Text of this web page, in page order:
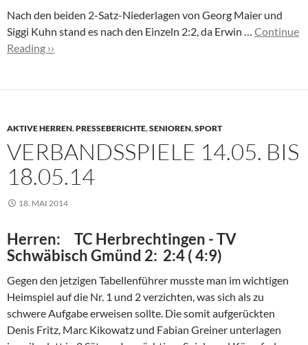
Nach den beiden 2-Satz-Niederlagen von Georg Maier und
Siggi Kuhn stand es nach den Einzeln 2:2, da Erwin … Continue
Reading ››
AKTIVE HERREN,PRESSEBERICHTE,SENIOREN,SPORT
VERBANDSSPIELE 14.05. BIS
18.05.14
18. MAI 2014
Herren: TC Herbrechtingen - TV
Schwäbisch Gmünd 2: 2:4 ( 4:9)
Gegen den jetzigen Tabellenführer musste man im wichtigen
Heimspiel auf die Nr. 1 und 2 verzichten, was sich als zu
schwere Aufgabe erweisen sollte. Die somit aufgerückten
Denis Fritz, Marc Kikowatz und Fabian Greiner unterlagen